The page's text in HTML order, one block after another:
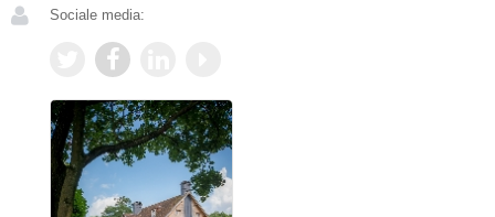
Sociale media: